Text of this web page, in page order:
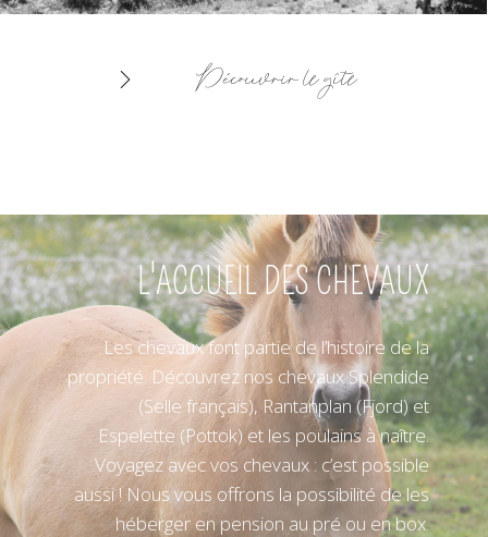
Découvrir le gîte
L'ACCUEIL DES CHEVAUX
Les chevaux font partie de l’histoire de la
propriété. Découvrez nos chevaux Splendide
(Selle français), Rantanplan (Fjord) et
Espelette (Pottok) et les poulains à naître.
Voyagez avec vos chevaux : c’est possible
aussi ! Nous vous offrons la possibilité de les
héberger en pension au pré ou en box.